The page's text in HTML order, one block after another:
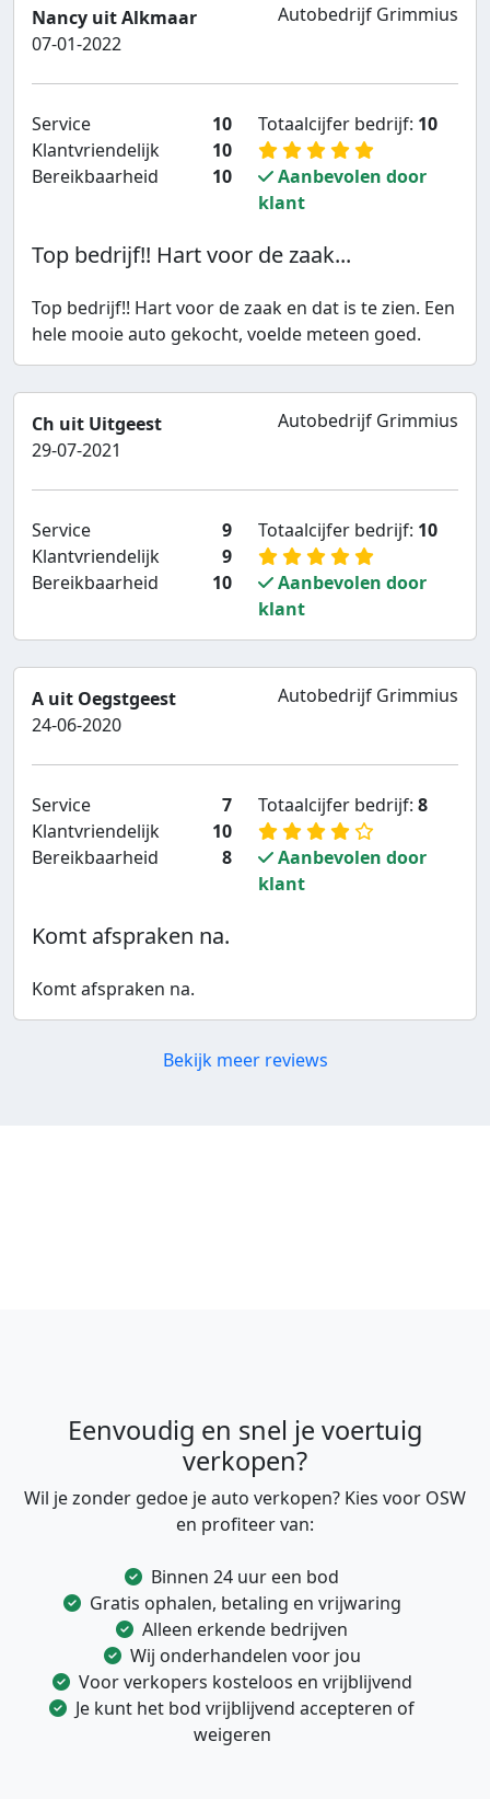
Nancy uit Alkmaar
07-01-2022
Autobedrijf Grimmius
Service
10
Klantvriendelijk
10
Bereikbaarheid
10
Totaalcijfer bedrijf: 10
Aanbevolen door
klant
Top bedrijf!! Hart voor de zaak...
Top bedrijf!! Hart voor de zaak en dat is te zien. Een
hele mooie auto gekocht, voelde meteen goed.
Ch uit Uitgeest
29-07-2021
Autobedrijf Grimmius
Service
9
Klantvriendelijk
9
Bereikbaarheid
10
Totaalcijfer bedrijf: 10
Aanbevolen door
klant
A uit Oegstgeest
24-06-2020
Autobedrijf Grimmius
Service
7
Klantvriendelijk
10
Bereikbaarheid
8
Totaalcijfer bedrijf: 8
Aanbevolen door
klant
Komt afspraken na.
Komt afspraken na.
Bekijk meer reviews
Eenvoudig en snel je voertuig
verkopen?
Wil je zonder gedoe je auto verkopen? Kies voor OSW
en profiteer van:
Binnen 24 uur een bod
Gratis ophalen, betaling en vrijwaring
Alleen erkende bedrijven
Wij onderhandelen voor jou
Voor verkopers kosteloos en vrijblijvend
Je kunt het bod vrijblijvend accepteren of
weigeren